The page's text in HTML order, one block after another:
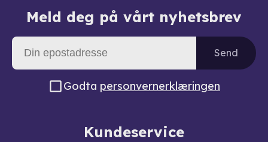
Meld deg på vårt nyhetsbrev
Send
Godta personvernerklæringen
Kundeservice